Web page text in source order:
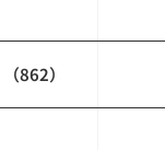
862）